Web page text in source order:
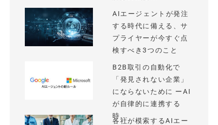
AIエージェントが発注
する時代に備える、サ
プライヤーが今すぐ点
検すべき3つのこと
B2B取引の自動化で
「発見されない企業」
にならないために ーAI
が自律的に連携する
時...
各社が模索するAIエー